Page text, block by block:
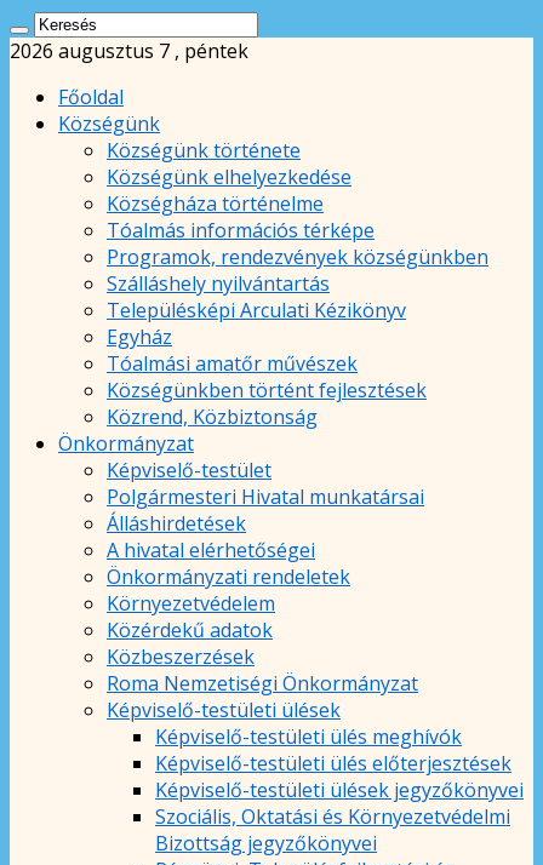
2026 augusztus 7 , péntek
Főoldal
Községünk
Községünk története
Községünk elhelyezkedése
Községháza történelme
Tóalmás információs térképe
Programok, rendezvények községünkben
Szálláshely nyilvántartás
Településképi Arculati Kézikönyv
Egyház
Tóalmási amatőr művészek
Községünkben történt fejlesztések
Közrend, Közbiztonság
Önkormányzat
Képviselő-testület
Polgármesteri Hivatal munkatársai
Álláshirdetések
A hivatal elérhetőségei
Önkormányzati rendeletek
Környezetvédelem
Közérdekű adatok
Közbeszerzések
Roma Nemzetiségi Önkormányzat
Képviselő-testületi ülések
Képviselő-testületi ülés meghívók
Képviselő-testületi ülés előterjesztések
Képviselő-testületi ülések jegyzőkönyvei
Szociális, Oktatási és Környezetvédelmi
Bizottság jegyzőkönyvei